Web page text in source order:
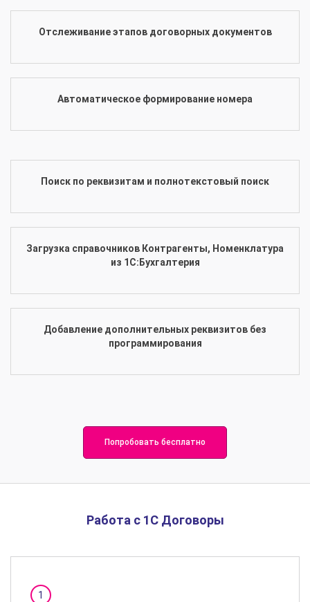
Отслеживание этапов договорных документов
Автоматическое формирование номера
Поиск по реквизитам и полнотекстовый поиск
Загрузка справочников Контрагенты, Номенклатура
из 1С:Бухгалтерия
Добавление дополнительных реквизитов без
программирования
Попробовать бесплатно
Работа с 1С Договоры